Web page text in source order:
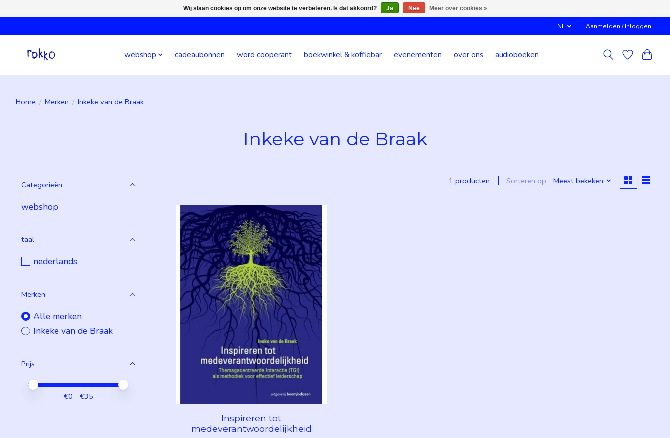
NL Aanmelden / Inloggen
webshop cadeaubonnen word coöperant boekwinkel & koffiebar evenementen over ons audioboeken
Home / Merken / Inkeke van de Braak
Inkeke van de Braak
Categorieën
webshop
taal
nederlands
Merken
Alle merken
Inkeke van de Braak
Prijs
Minimale prijswaarde
Price maximum value
€0 - €35
1 producten Sorteren op Meest bekeken
Inspireren tot
medeverantwoordelijkheid
Wij slaan cookies op om onze website te verbeteren. Is dat akkoord? Ja Nee Meer over cookies »